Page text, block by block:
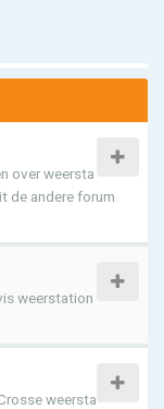
over weersta
de andere forum
weerstation
weersta